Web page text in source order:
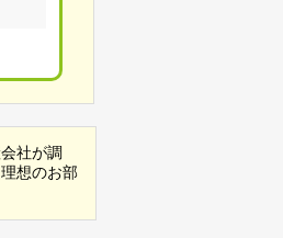
社が調
想のお部